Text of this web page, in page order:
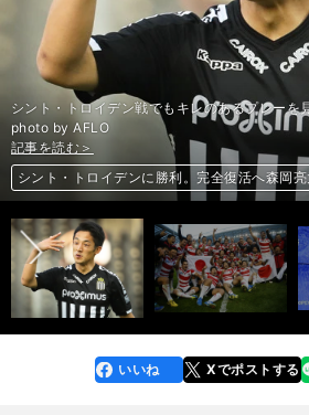
シント・トロイデン戦でもキレのあるプレーを
photo by AFLO
記事を読む＞
シント・トロイデンに勝利。完全復活へ森岡
記事を読む＞
奇跡ではなく必然だった。ラグビー日本代表
記事を読む＞
平成の終わりに大坂なおみが実現した日本テニ
記事を読む＞
番記者が振り返る羽生結弦の五輪連覇。あら
前へ
faceboo
k
いいね Xでポストする
line